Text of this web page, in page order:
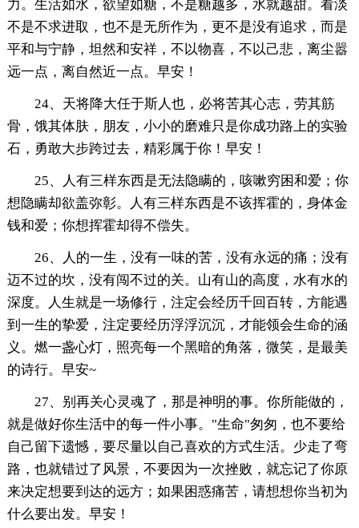
力。生活如水，欲望如糖，不是糖越多，水就越甜。看淡
不是不求进取，也不是无所作为，更不是没有追求，而是
平和与宁静，坦然和安祥，不以物喜，不以己悲，离尘嚣
远一点，离自然近一点。早安！
24、天将降大任于斯人也，必将苦其心志，劳其筋
骨，饿其体肤，朋友，小小的磨难只是你成功路上的实验
石，勇敢大步跨过去，精彩属于你！早安！
25、人有三样东西是无法隐瞒的，咳嗽穷困和爱；你
想隐瞒却欲盖弥彰。人有三样东西是不该挥霍的，身体金
钱和爱；你想挥霍却得不偿失。
26、人的一生，没有一味的苦，没有永远的痛；没有
迈不过的坎，没有闯不过的关。山有山的高度，水有水的
深度。人生就是一场修行，注定会经历千回百转，方能遇
到一生的挚爱，注定要经历浮浮沉沉，才能领会生命的涵
义。燃一盏心灯，照亮每一个黑暗的角落，微笑，是最美
的诗行。早安~
27、别再关心灵魂了，那是神明的事。你所能做的，
就是做好你生活中的每一件小事。"生命"匆匆，也不要给
自己留下遗憾，要尽量以自己喜欢的方式生活。少走了弯
路，也就错过了风景，不要因为一次挫败，就忘记了你原
来决定想要到达的远方；如果困惑痛苦，请想想你当初为
什么要出发。早安！